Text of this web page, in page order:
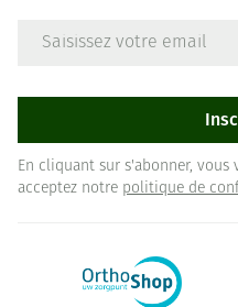
En cliquant sur s'abonner,
acceptez notre politique de